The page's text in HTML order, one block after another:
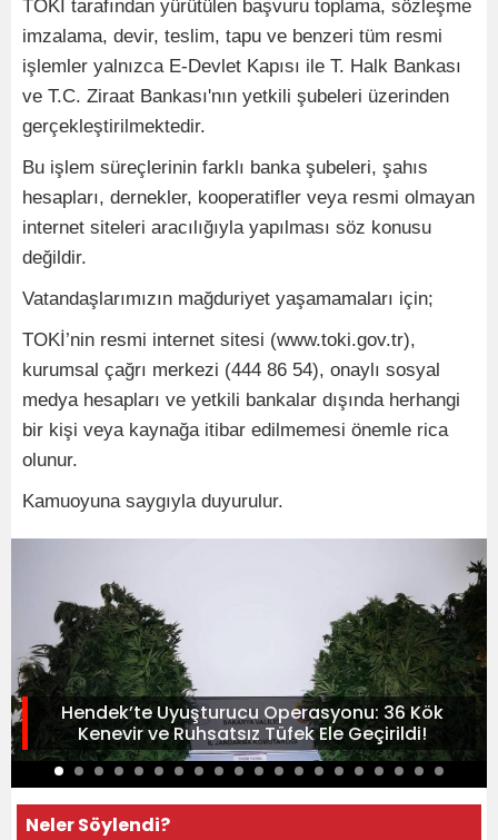
TOKİ tarafından yürütülen başvuru toplama, sözleşme
imzalama, devir, teslim, tapu ve benzeri tüm resmi
işlemler yalnızca E-Devlet Kapısı ile T. Halk Bankası
ve T.C. Ziraat Bankası'nın yetkili şubeleri üzerinden
gerçekleştirilmektedir.
Bu işlem süreçlerinin farklı banka şubeleri, şahıs
hesapları, dernekler, kooperatifler veya resmi olmayan
internet siteleri aracılığıyla yapılması söz konusu
değildir.
Vatandaşlarımızın mağduriyet yaşamamaları için;
TOKİ’nin resmi internet sitesi (www.toki.gov.tr),
kurumsal çağrı merkezi (444 86 54), onaylı sosyal
medya hesapları ve yetkili bankalar dışında herhangi
bir kişi veya kaynağa itibar edilmemesi önemle rica
olunur.
Kamuoyuna saygıyla duyurulur.
Hendek’te Uyuşturucu Operasyonu: 36 Kök
Kenevir ve Ruhsatsız Tüfek Ele Geçirildi!
Neler Söylendi?